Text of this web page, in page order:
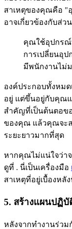
สาเหตุของคุณคือ "
อาจเกี่ยวข้องกับส่ว
คุณใช้อุปกรณ์
การเปลี่ยนอุ
มีพนักงานไม่
องค์ประกอบทั้งหม
อยู่ แต่ขึ้นอยู่กับคุณ
สำคัญที่เป็นต้นตอข
ของคุณ แล้วคุณจะ
ระยะยาวมากที่สุด
หากคุณไม่แน่ใจว่าจ
ดูที่ . นี่เป็นเครื่องมือ
สาเหตุที่อยู่เบื้องหลั
5. สร้างแผนปฏิบั
หลังจากทำงานร่ว